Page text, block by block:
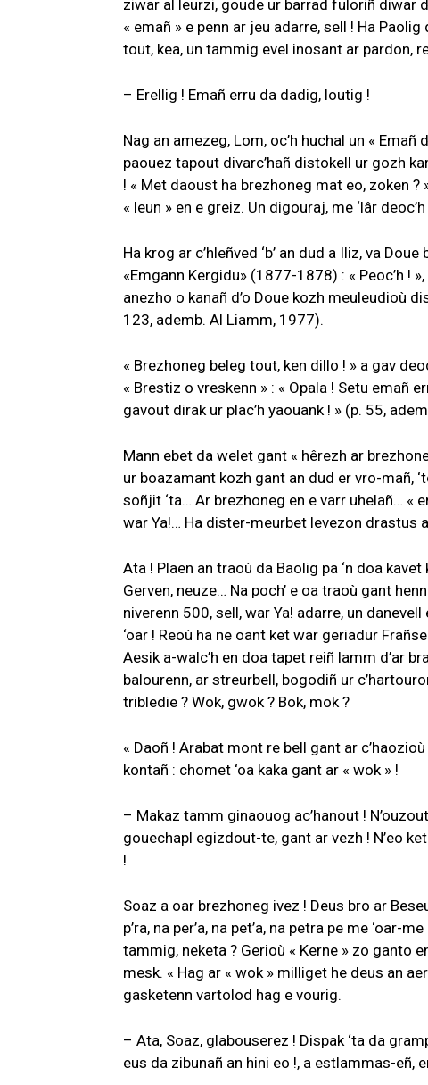
ziwar al leurzi, goude ur barrad fuloriñ diwar
« emañ » e penn ar jeu adarre, sell ! Ha
tout, kea, un tammig evel inosant ar pardon,
– Erellig ! Emañ erru da dadig, loutig !
Nag an amezeg, Lom, oc’h huchal un «
paouez tapout divarc’hañ distokell ur gozh
! « Met daoust ha brezhoneg mat eo, zoken
« leun » en e greiz. Un digouraj, me ‘lâr deoc’h
Ha krog ar c’hleñved ‘b’ an dud a Iliz, va
«Emgann Kergidu» (1877-1878) : « Peoc’h !
anezho o kanañ d’o Doue kozh meuleudioù
123, ademb. Al Liamm, 1977).
« Brezhoneg beleg tout, ken dillo ! » a gav
« Brestiz o vreskenn » : « Opala ! Setu emañ
gavout dirak ur plac’h yaouank ! » (p. 55,
Mann ebet da welet gant « hêrezh ar
ur boazamant kozh gant an dud er vro-mañ,
soñjit ‘ta… Ar brezhoneg en e varr uhelañ… «
war Ya!… Ha dister-meurbet levezon drastus
Ata ! Plaen an traoù da Baolig pa ‘n doa
Gerven, neuze… Na poch’ e oa traoù gant
niverenn 500, sell, war Ya! adarre, un
‘oar ! Reoù ha ne oant ket war geriadur
Aesik a-walc’h en doa tapet reiñ lamm d’ar
balourenn, ar streurbell, bogodiñ ur
tribledie ? Wok, gwok ? Bok, mok ?
« Daoñ ! Arabat mont re bell gant ar
kontañ : chomet ‘oa kaka gant ar « wok » !
– Makaz tamm ginaouog ac’hanout !
gouechapl egizdout-te, gant ar vezh ! N’eo
!
Soaz a oar brezhoneg ivez ! Deus bro ar
p’ra, na per’a, na pet’a, na petra pe me ‘oar-
tammig, neketa ? Gerioù « Kerne » zo ganto
mesk. « Hag ar « wok » milliget he deus an
gasketenn vartolod hag e vourig.
– Ata, Soaz, glabouserez ! Dispak ‘ta da
eus da zibunañ an hini eo !, a estlammas-eñ,